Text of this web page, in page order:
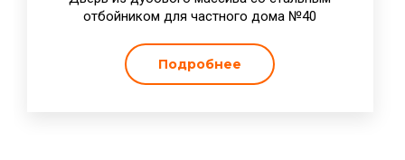
отбойником для частного дома №40
Подробнее